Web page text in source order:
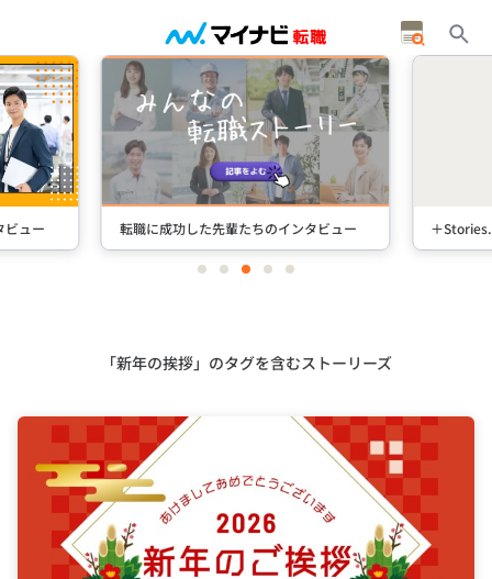
ビュー 転職に成功した先輩たちのインタビュー ＋
itemitemitemitemitem
「新年の挨拶」のタグを含むストーリーズ